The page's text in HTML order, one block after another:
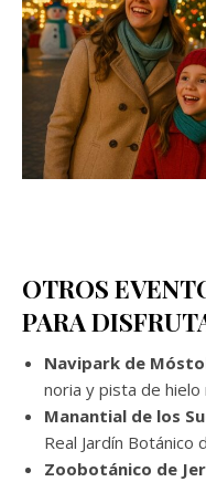
OTROS
PARA
Navipark de
noria y pista de hielo
Manantial de los
Real Jardín Botánico
Zoobotánico de